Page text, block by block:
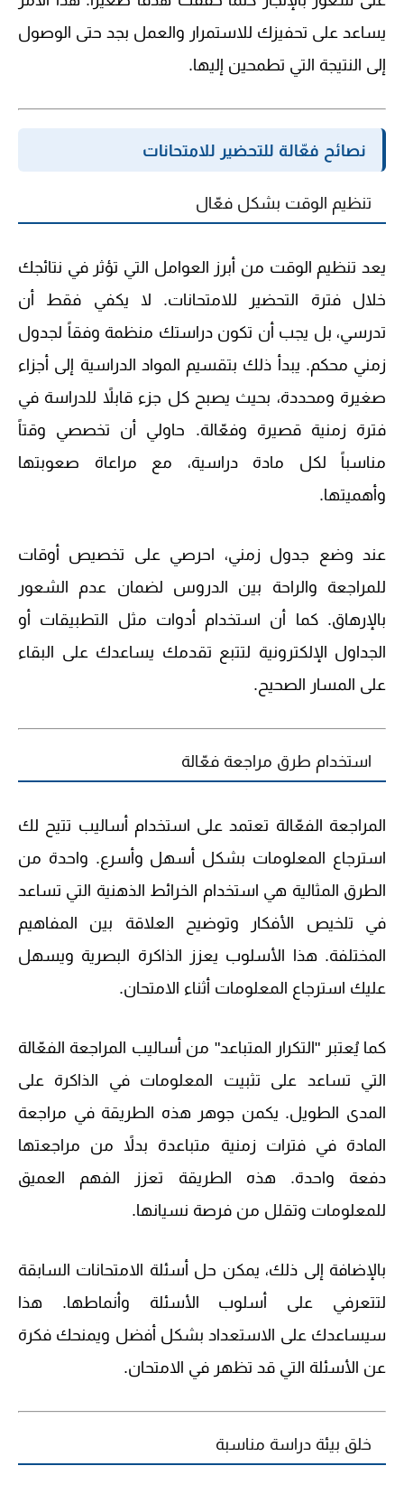
يساعد على تحفيزك للاستمرار والعمل بجد حتى الوصول
إلى النتيجة التي تطمحين إليها.
نصائح فعّالة للتحضير للامتحانات
تنظيم الوقت بشكل فعّال
يعد تنظيم الوقت من أبرز العوامل التي تؤثر في نتائجك
خلال فترة التحضير للامتحانات. لا يكفي فقط أن
تدرسي، بل يجب أن تكون دراستك منظمة وفقاً لجدول
زمني محكم. يبدأ ذلك بتقسيم المواد الدراسية إلى أجزاء
صغيرة ومحددة، بحيث يصبح كل جزء قابلاً للدراسة في
فترة زمنية قصيرة وفعّالة. حاولي أن تخصصي وقتاً
مناسباً لكل مادة دراسية، مع مراعاة صعوبتها
وأهميتها.
عند وضع جدول زمني، احرصي على تخصيص أوقات
للمراجعة والراحة بين الدروس لضمان عدم الشعور
بالإرهاق. كما أن استخدام أدوات مثل التطبيقات أو
الجداول الإلكترونية لتتبع تقدمك يساعدك على البقاء
على المسار الصحيح.
استخدام طرق مراجعة فعّالة
المراجعة الفعّالة تعتمد على استخدام أساليب تتيح لك
استرجاع المعلومات بشكل أسهل وأسرع. واحدة من
الطرق المثالية هي استخدام الخرائط الذهنية التي تساعد
في تلخيص الأفكار وتوضيح العلاقة بين المفاهيم
المختلفة. هذا الأسلوب يعزز الذاكرة البصرية ويسهل
عليك استرجاع المعلومات أثناء الامتحان.
كما يُعتبر "التكرار المتباعد" من أساليب المراجعة الفعّالة
التي تساعد على تثبيت المعلومات في الذاكرة على
المدى الطويل. يكمن جوهر هذه الطريقة في مراجعة
المادة في فترات زمنية متباعدة بدلاً من مراجعتها
دفعة واحدة. هذه الطريقة تعزز الفهم العميق
للمعلومات وتقلل من فرصة نسيانها.
بالإضافة إلى ذلك، يمكن حل أسئلة الامتحانات السابقة
لتتعرفي على أسلوب الأسئلة وأنماطها. هذا
سيساعدك على الاستعداد بشكل أفضل ويمنحك فكرة
عن الأسئلة التي قد تظهر في الامتحان.
خلق بيئة دراسة مناسبة